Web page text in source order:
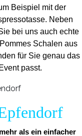
Beispiel mit der
Neben
bei uns auch echte
Schalen aus
für Sie genau das
passt.
als ein einfacher